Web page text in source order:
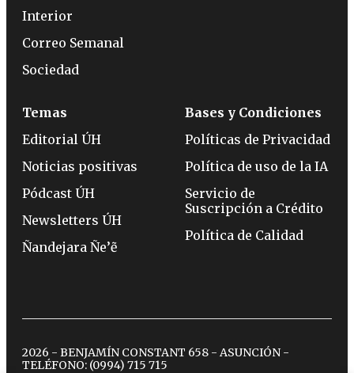
Interior
Correo Semanal
Sociedad
Temas
Editorial ÚH
Noticias positivas
Pódcast ÚH
Newsletters ÚH
Ñandejara Ñe’ẽ
Bases y Condiciones
Políticas de Privacidad
Política de uso de la IA
Servicio de
Suscripción a Crédito
Política de Calidad
2026 - BENJAMÍN CONSTANT 658 - ASUNCIÓN -
TELÉFONO: (0994) 715 715